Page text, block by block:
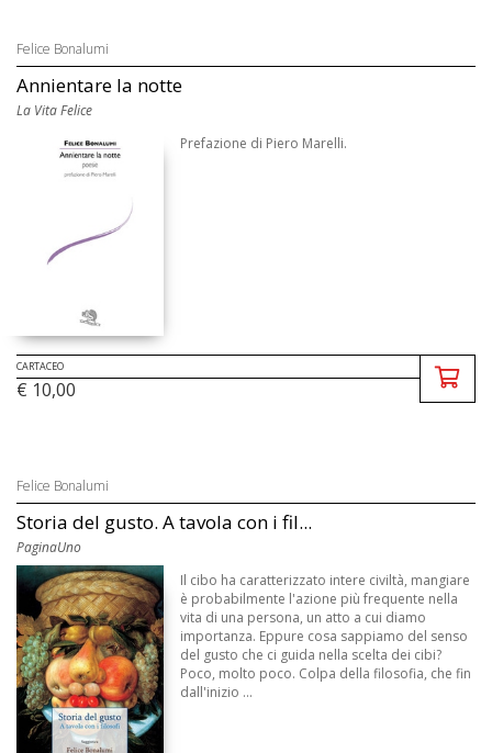
Felice Bonalumi
Annientare la notte
La Vita Felice
Prefazione di Piero Marelli.
CARTACEO
€ 10,00
Felice Bonalumi
Storia del gusto. A tavola con i fil...
PaginaUno
Il cibo ha caratterizzato intere civiltà, mangiare
è probabilmente l'azione più frequente nella
vita di una persona, un atto a cui diamo
importanza. Eppure cosa sappiamo del senso
del gusto che ci guida nella scelta dei cibi?
Poco, molto poco. Colpa della filosofia, che fin
dall'inizio ...